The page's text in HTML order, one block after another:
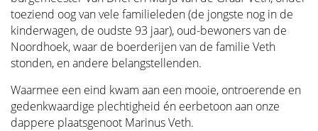
toeziend oog van vele familieleden (de jongste nog in de
kinderwagen, de oudste 93 jaar), oud-bewoners van de
Noordhoek, waar de boerderijen van de familie Veth
stonden, en andere belangstellenden.
Waarmee een eind kwam aan een mooie, ontroerende en
gedenkwaardige plechtigheid én eerbetoon aan onze
dappere plaatsgenoot Marinus Veth.